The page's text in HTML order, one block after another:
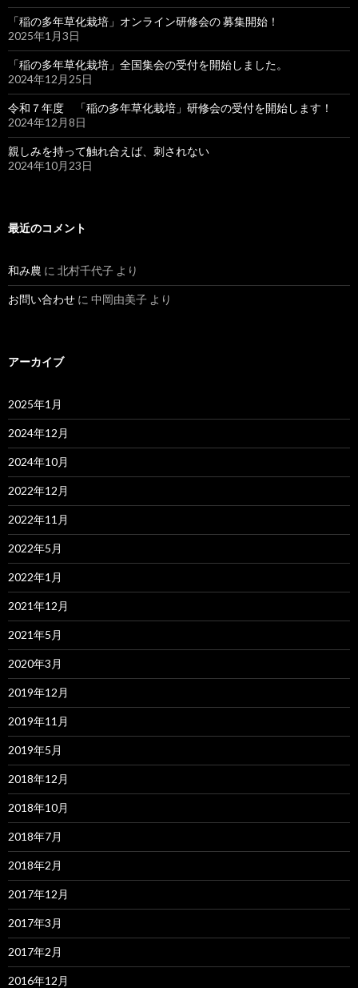
「稲の多年草化栽培」オンライン研修会の 募集開始！
2025年1月3日
「稲の多年草化栽培」全国集会の受付を開始しました。
2024年12月25日
令和７年度 「稲の多年草化栽培」研修会の受付を開始します！
2024年12月8日
親しみを持って触れ合えば、刺されない
2024年10月23日
最近のコメント
和み農 に 北村千代子 より
お問い合わせ に 中岡由美子 より
アーカイブ
2025年1月
2024年12月
2024年10月
2022年12月
2022年11月
2022年5月
2022年1月
2021年12月
2021年5月
2020年3月
2019年12月
2019年11月
2019年5月
2018年12月
2018年10月
2018年7月
2018年2月
2017年12月
2017年3月
2017年2月
2016年12月